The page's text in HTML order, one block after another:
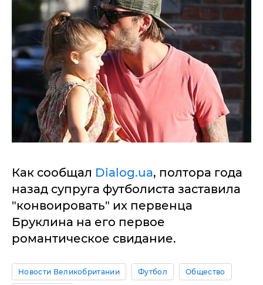
Как сообщал Dialog.ua, полтора года
назад супруга футболиста заставила
"конвоировать" их первенца
Бруклина на его первое
романтическое свидание.
Новости Великобритании Футбол Общество